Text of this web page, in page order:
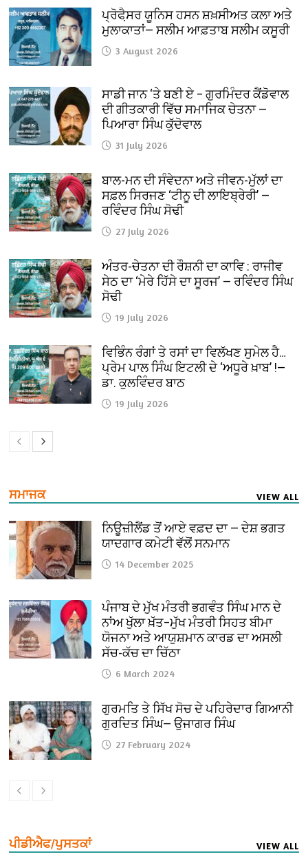
ਪ੍ਰੋਫੈ਼ਸਰ ਯੂਨਿਸ ਹਸਨ ਸ਼ਖ਼ਸੀਅਤ ਕਲਾ ਅਤੇ
ਮੁਲਾਕਾਤਾਂ— ਸਲੀਮ ਆਫ਼ਤਾਬ ਸਲੀਮ ਕਸੂਰੀ
3 August 2026
ਸਾਡੀ ਜਾਨ ‘ਤੇ ਬਣੀ ਏ – ਗੁਰਮਿੰਦਰ ਕੈਂਡੋਵਾਲ
ਦੀ ਗੀਤਕਾਰੀ ਵਿੱਚ ਸਮਾਜਿਕ ਚੇਤਨਾ —
ਪਿਆਰਾ ਸਿੰਘ ਕੁੱਦੋਵਾਲ
31 July 2026
ਬਾਲ-ਮਨ ਦੀ ਸੰਵੇਦਨਾ ਅਤੇ ਜੀਵਨ-ਮੁੱਲਾਂ ਦਾ
ਸਫ਼ਲ ਸਿਰਜਣ ‘ਟੀਨੂ ਦੀ ਲਾਇਬ੍ਰੇਰੀ’ —
ਰਵਿੰਦਰ ਸਿੰਘ ਸੋਢੀ
27 July 2026
ਅੰਤਰ-ਚੇਤਨਾ ਦੀ ਰੌਸ਼ਨੀ ਦਾ ਕਾਵਿ : ਰਾਜੀਵ
ਸੇਠ ਦਾ ‘ਮੇਰੇ ਹਿੱਸੇ ਦਾ ਸੂਰਜ’ — ਰਵਿੰਦਰ ਸਿੰਘ
ਸੋਢੀ
19 July 2026
ਵਿਭਿੰਨ ਰੰਗਾਂ ਤੇ ਰਸਾਂ ਦਾ ਵਿਲੱਖਣ ਸੁਮੇਲ ਹੈ…
ਪ੍ਰੇਮ ਪਾਲ ਸਿੰਘ ਇਟਲੀ ਦੇ ‘ਅਧੂਰੇ ਖ਼ਾਬ’ !—
ਡਾ. ਕੁਲਵਿੰਦਰ ਬਾਠ
19 July 2026
ਸਮਾਜਕ VIEW ALL
ਨਿਊਜ਼ੀਲੈਂਡ ਤੋਂ ਆਏ ਵਫ਼ਦ ਦਾ — ਦੇਸ਼ ਭਗਤ
ਯਾਦਗਾਰ ਕਮੇਟੀ ਵੱਲੋਂ ਸਨਮਾਨ
14 December 2025
ਪੰਜਾਬ ਦੇ ਮੁੱਖ ਮੰਤਰੀ ਭਗਵੰਤ ਸਿੰਘ ਮਾਨ ਦੇ
ਨਾਂਅ ਖੁੱਲਾ ਖ਼ੱਤ–ਮੁੱਖ ਮੰਤਰੀ ਸਿਹਤ ਬੀਮਾ
ਯੋਜਨਾ ਅਤੇ ਆਯੁਸ਼ਮਾਨ ਕਾਰਡ ਦਾ ਅਸਲੀ
ਸੱਚ-ਕੱਚ ਦਾ ਚਿੱਠਾ
6 March 2024
ਗੁਰਮਤਿ ਤੇ ਸਿੱਖ ਸੋਚ ਦੇ ਪਹਿਰੇਦਾਰ ਗਿਆਨੀ
ਗੁਰਦਿਤ ਸਿੰਘ— ਉਜਾਗਰ ਸਿੰਘ
27 February 2024
ਪੀਡੀਐਫ/ਪੁਸਤਕਾਂ VIEW ALL